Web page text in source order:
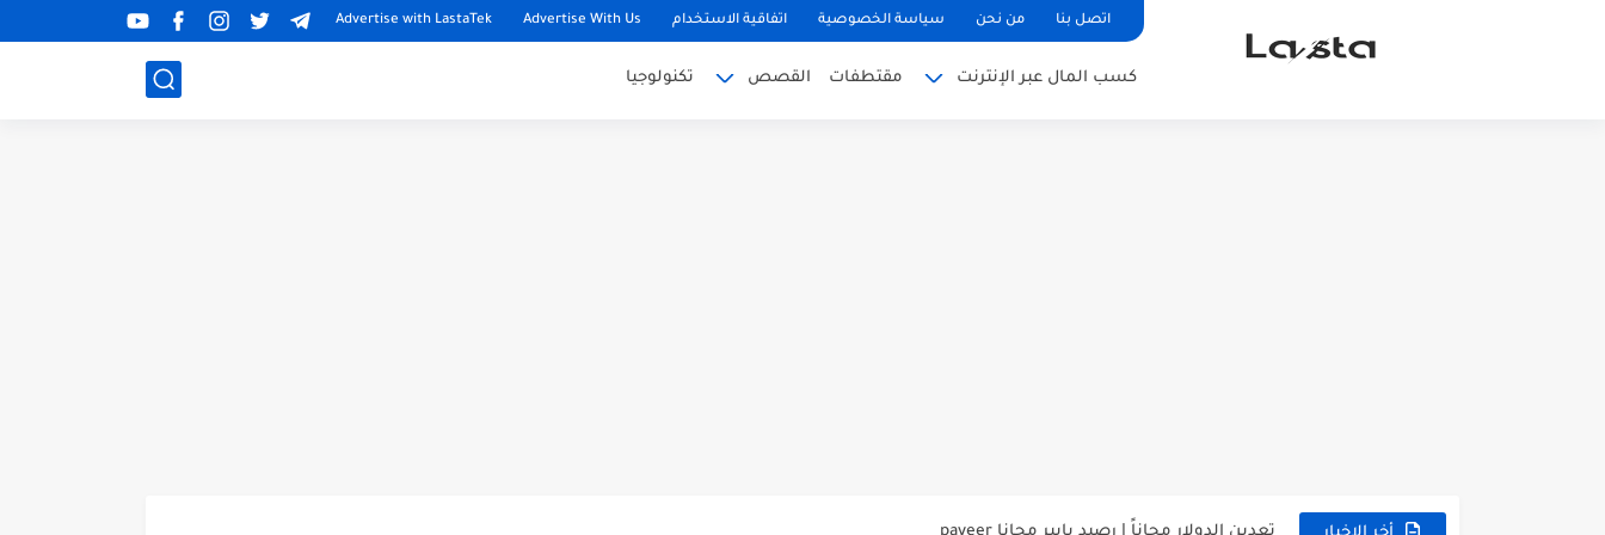
اتصل بنا من نحن سياسة الخصوصية اتفاقية الاستخدام Advertise With Us
Advertise with LastaTek
كسب المال عبر الإنترنت مقتطفات القصص تكنولوجيا